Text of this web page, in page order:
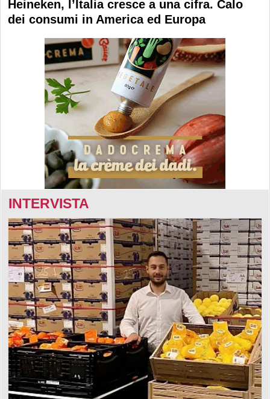
Heineken, l’Italia cresce a una cifra. Calo
dei consumi in America ed Europa
INTERVISTA